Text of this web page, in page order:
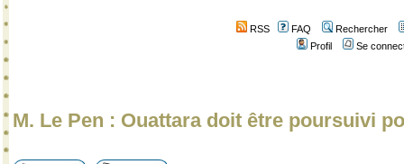
RSS FAQ
Rechercher
Profil
Se
M. Le Pen : Ouattara doit être poursuivi